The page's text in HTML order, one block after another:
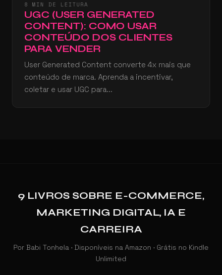
8 MIN DE LEITURA
UGC (USER GENERATED
CONTENT): COMO USAR
CONTEÚDO DOS CLIENTES
PARA VENDER
User Generated Content converte 4x mais que
conteúdo de marca. Aprenda a incentivar,
coletar e usar UGC para...
9 LIVROS SOBRE E-COMMERCE,
MARKETING DIGITAL, IA E
CARREIRA
Por Babi Tonhela · Disponíveis na Amazon · Grátis no Kindle
Unlimited